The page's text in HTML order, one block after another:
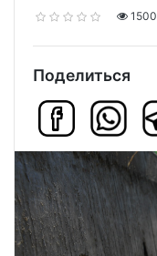
1500
Поделиться